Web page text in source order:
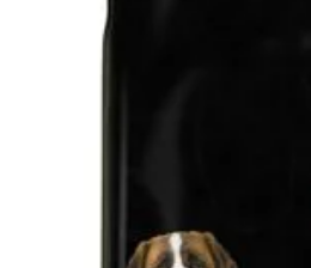
Klinika Veterix
777 319 517 (Po–Pá, 8–15h)